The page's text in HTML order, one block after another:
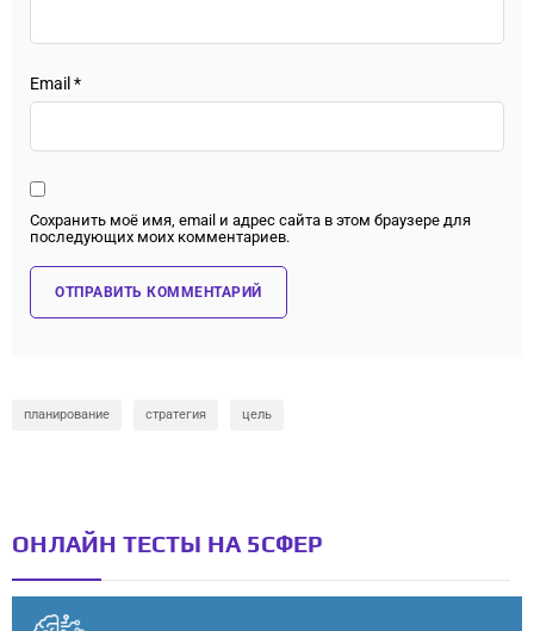
Email*
Сохранить моё имя, email и адрес сайта в этом браузере для
последующих моих комментариев.
планирование стратегия цель
ОНЛАЙН ТЕСТЫ НА 5СФЕР